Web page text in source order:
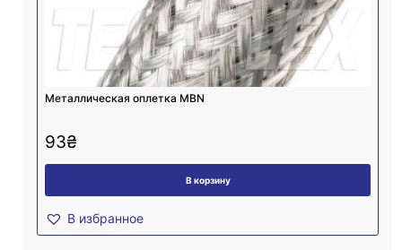
Mеталлическая оплетка MBN
93₴
В корзину
В избранное